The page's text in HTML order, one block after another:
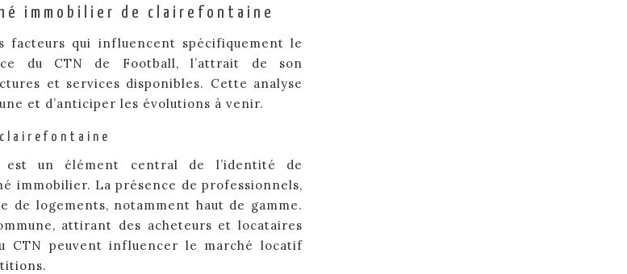
immobilier de clairefontaine
qui influencent spécifiquement le
du CTN de Football, l’attrait de son
et services disponibles. Cette analyse
et d’anticiper les évolutions à venir.
est un élément central de l’identité de
immobilier. La présence de professionnels,
logements, notamment haut de gamme.
attirant des acheteurs et locataires
CTN peuvent influencer le marché locatif